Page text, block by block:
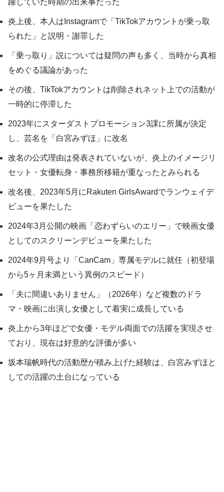
躍していた時期の出来事だった
炎上後、本人はInstagramで「TikTokアカウントが乗っ取
られた」と説明・謝罪した
「乗っ取り」説については疑問の声も多く、当時から真相
をめぐる議論があった
その後、TikTokアカウントは削除されネット上での活動が
一時的に停滞した
2023年にスターダストプロモーション3課に所属が決定
し、芸名を「白宮みずほ」に改名
改名の公式理由は発表されていないが、炎上のイメージリ
セット・女優転身・事務所移籍が重なったとみられる
改名後、2023年5月にRakuten GirlsAwardでランウェイデ
ビューを果たした
2024年3月公開の映画「恋わずらいのエリー」で映画女優
としてのスクリーンデビューを果たした
2024年9月号より「CanCam」専属モデルに就任（初登場
から5ヶ月未満という異例のスピード）
「夫に間違いありません」（2026年）など複数のドラ
マ・映画に出演し女優として着実に成長している
炎上から3年ほどで女優・モデル両面での活躍を実現させ
ており、現在は好意的な評価が多い
坂本瑞帆時代の活動歴が積み上げた経験は、白宮みずほと
しての活躍の土台になっている